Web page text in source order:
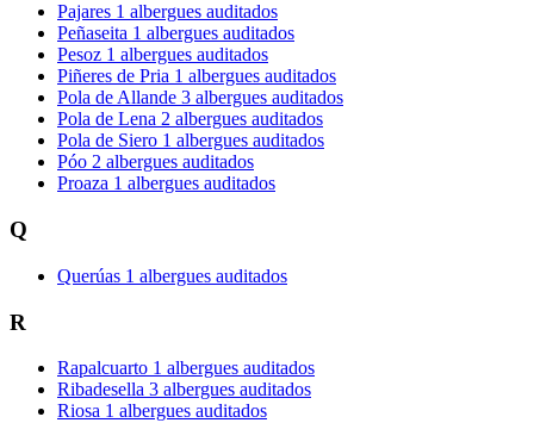
Pajares 1 albergues auditados
Peñaseita 1 albergues auditados
Pesoz 1 albergues auditados
Piñeres de Pria 1 albergues auditados
Pola de Allande 3 albergues auditados
Pola de Lena 2 albergues auditados
Pola de Siero 1 albergues auditados
Póo 2 albergues auditados
Proaza 1 albergues auditados
Q
Querúas 1 albergues auditados
R
Rapalcuarto 1 albergues auditados
Ribadesella 3 albergues auditados
Riosa 1 albergues auditados